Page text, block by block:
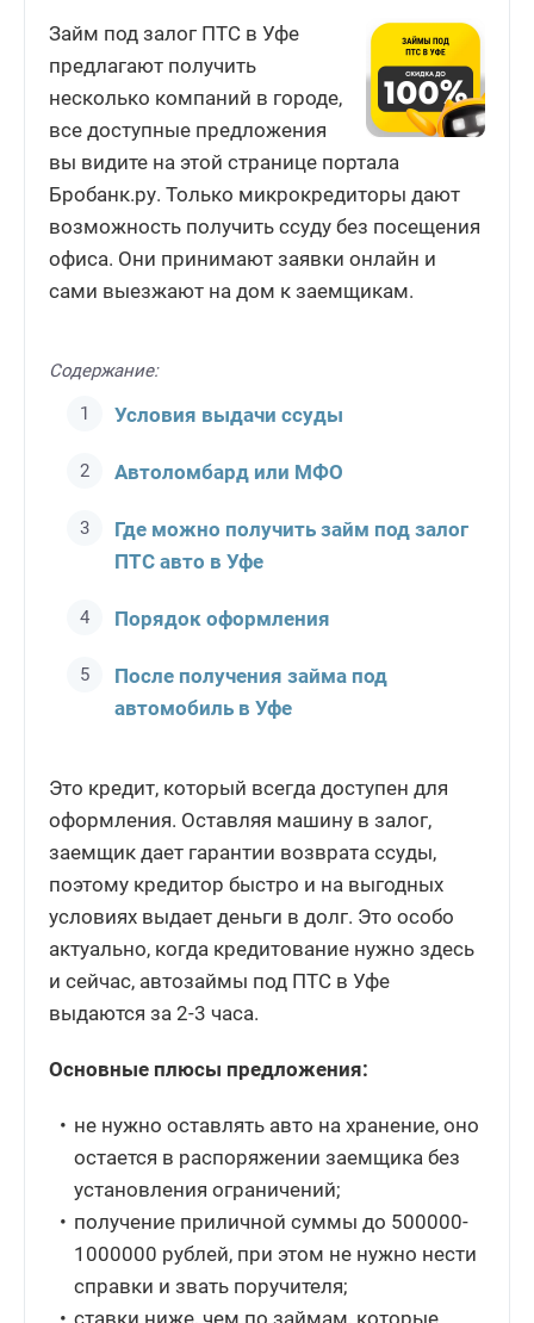
Займ под залог ПТС в Уфе
предлагают получить
несколько компаний в городе,
все доступные предложения
вы видите на этой странице портала
Бробанк.ру. Только микрокредиторы дают
возможность получить ссуду без посещения
офиса. Они принимают заявки онлайн и
сами выезжают на дом к заемщикам.
Содержание:
Условия выдачи ссуды
Автоломбард или МФО
Где можно получить займ под залог
ПТС авто в Уфе
Порядок оформления
После получения займа под
автомобиль в Уфе
Это кредит, который всегда доступен для
оформления. Оставляя машину в залог,
заемщик дает гарантии возврата ссуды,
поэтому кредитор быстро и на выгодных
условиях выдает деньги в долг. Это особо
актуально, когда кредитование нужно здесь
и сейчас, автозаймы под ПТС в Уфе
выдаются за 2-3 часа.
Основные плюсы предложения:
не нужно оставлять авто на хранение, оно
остается в распоряжении заемщика без
установления ограничений;
получение приличной суммы до 500000-
1000000 рублей, при этом не нужно нести
справки и звать поручителя;
ставки ниже, чем по займам, которые